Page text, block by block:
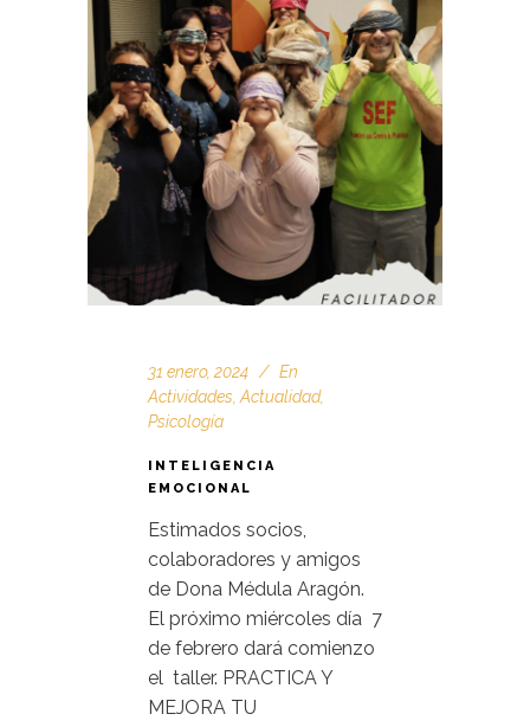
31 enero, 2024
En
Actividades Actualidad,
Psicología
INTELIGENCIA
EMOCIONAL
Estimados socios,
colaboradores y amigos
de Dona Médula Aragón.
El próximo miércoles día 7
de febrero dará comienzo
el taller. PRACTICA Y
MEJORA TU